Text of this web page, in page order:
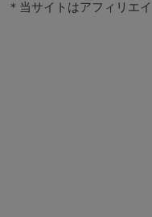
＊当サイトはアフィリエ